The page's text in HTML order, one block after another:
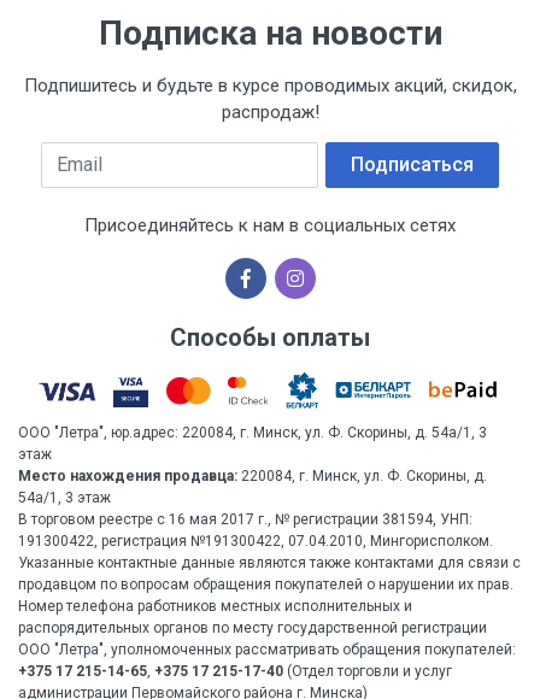
Подписка на новости
Подпишитесь и будьте в курсе проводимых акций, скидок,
распродаж!
Email Подписаться
Присоединяйтесь к нам в социальных сетях
Способы оплаты
ООО "Летра", юр.адрес: 220084, г. Минск, ул. Ф. Скорины, д. 54а/1, 3
этаж
Место нахождения продавца: 220084, г. Минск, ул. Ф. Скорины, д.
54а/1, 3 этаж
В торговом реестре с 16 мая 2017 г., № регистрации 381594, УНП:
191300422, регистрация №191300422, 07.04.2010, Мингорисполком.
Указанные контактные данные являются также контактами для связи с
продавцом по вопросам обращения покупателей о нарушении их прав.
Номер телефона работников местных исполнительных и
распорядительных органов по месту государственной регистрации
ООО "Летра", уполномоченных рассматривать обращения покупателей:
+375 17 215-14-65, +375 17 215-17-40 (Отдел торговли и услуг
администрации Первомайского района г. Минска)